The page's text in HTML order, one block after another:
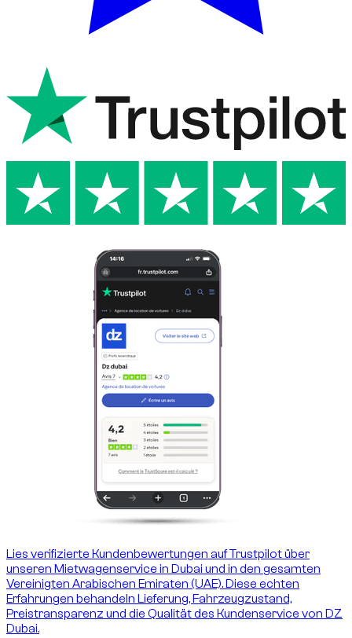
Lies verifizierte Kundenbewertungen auf Trustpilot über
unseren Mietwagenservice in Dubai und in den gesamten
Vereinigten Arabischen Emiraten (UAE). Diese echten
Erfahrungen behandeln Lieferung, Fahrzeugzustand,
Preistransparenz und die Qualität des Kundenservice von DZ
Dubai.